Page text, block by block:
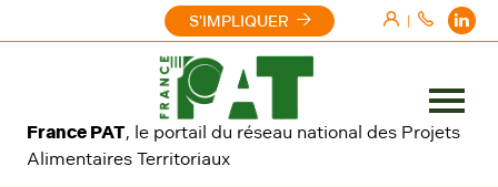
|
France PAT, le portail du réseau national des Projets
Alimentaires Territoriaux
S'IMPLIQUER
Ouvrir
le